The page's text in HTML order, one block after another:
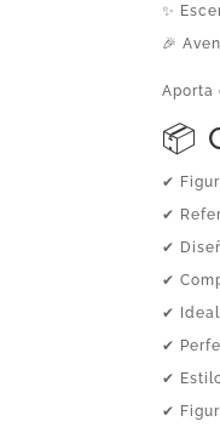
✨
🎉
Aporta
📦
✔
✔
✔
✔
✔
✔
✔
✔